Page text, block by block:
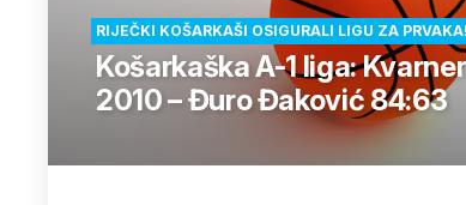
RIJEČKI KOŠARKAŠI OSIGURALI LIGU ZA PRVAKA!
Košarkaška A-1 liga: Kvarner
2010 – Đuro Đaković 84:63